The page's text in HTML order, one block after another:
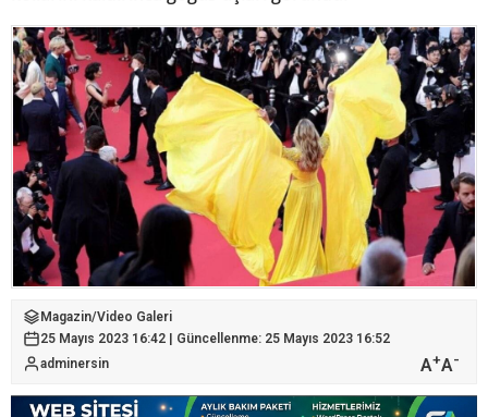
Magazin/Video Galeri
25 Mayıs 2023 16:42 | Güncellenme: 25 Mayıs 2023 16:52
adminersin
A+A-